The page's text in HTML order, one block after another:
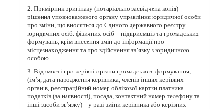
2. Примірник оригіналу (нотаріально засвідчена копія)
рішення уповноваженого органу управління юридичної особи
про зміни, що вносяться до Єдиного державного реєстру
юридичних осіб, фізичних осіб – підприємців та громадських
формувань, крім внесення змін до інформації про
місцезнаходження та про здійснення зв’язку з юридичною
особою.
3. Відомості про керівні органи громадського формування,
(ім’я, дата народження керівника, членів інших керівних
органів, реєстраційний номер облікової картки платника
податків (за наявності), посада, контактний номер телефону та
інші засоби зв’язку) – у разі зміни керівника або керівних